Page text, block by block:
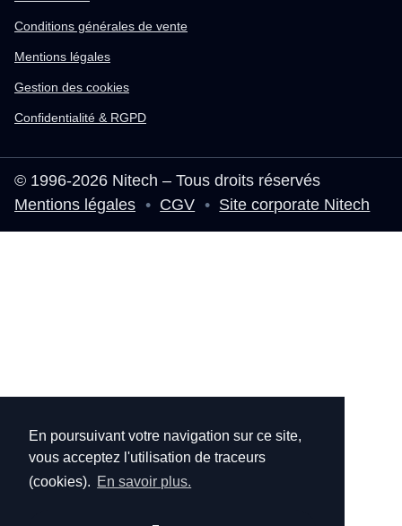
En poursuivant votre navigation sur ce site,
vous acceptez l'utilisation de traceurs
(cookies). En savoir plus.
Conditions générales de vente
Mentions légales
Gestion des cookies
Confidentialité & RGPD
© 1996-2026 Nitech – Tous droits réservés
Mentions légales • CGV • Site corporate Nitech